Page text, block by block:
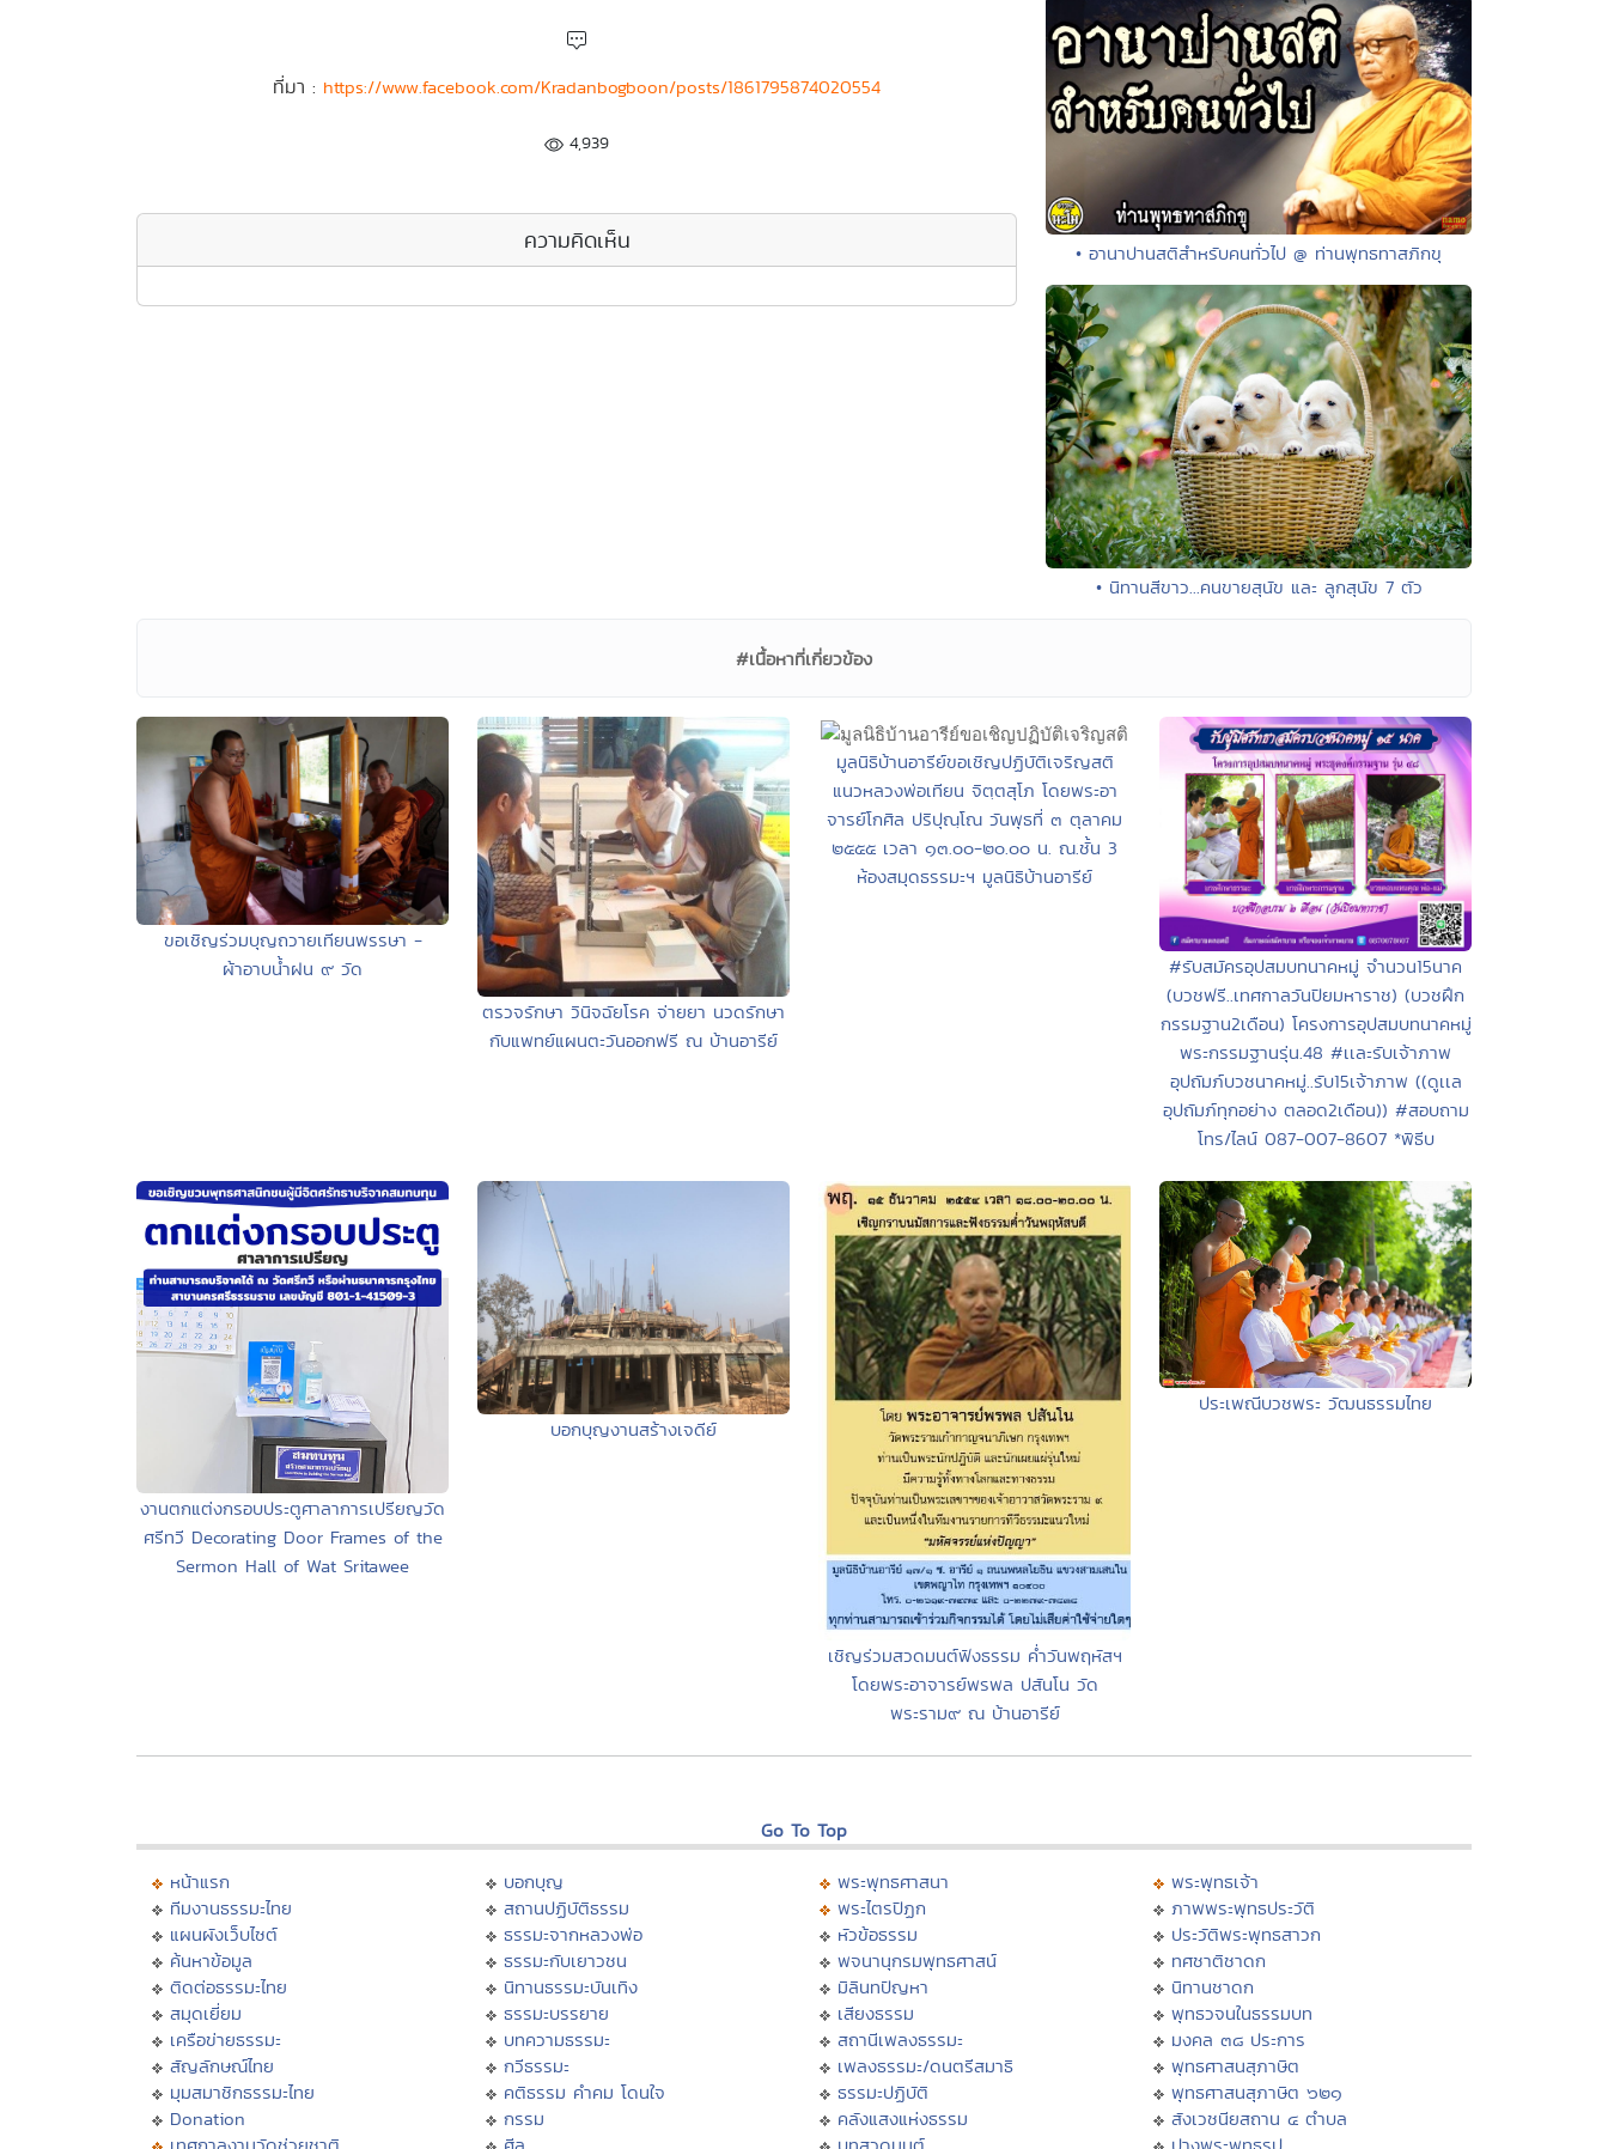
ที่มา : https://www.facebook.com/Kradanbogboon/posts/1861795874020554
4,939
ความคิดเห็น • อานาปานสติสำหรับคนทั่วไป @ ท่านพุทธทาสภิกขุ
• นิทานสีขาว...คนขายสุนัข และ ลูกสุนัข 7 ตัว
#เนื้อหาที่เกี่ยวข้อง
ขอเชิญร่วมบุญถวายเทียนพรรษา -
ผ้าอาบน้ำฝน ๙ วัด
ตรวจรักษา วินิจฉัยโรค จ่ายยา นวดรักษา
กับแพทย์แผนตะวันออกฟรี ณ บ้านอารีย์
มูลนิธิบ้านอารีย์ขอเชิญปฏิบัติเจริญสติ
แนวหลวงพ่อเทียน จิตฺตสุโภ โดยพระอา
จารย์โกศิล ปริปุณฺโณ วันพุธที่ ๓ ตุลาคม
๒๕๕๕ เวลา ๑๓.๐๐-๒๐.๐๐ น. ณ.ชั้น 3
ห้องสมุดธรรมะฯ มูลนิธิบ้านอารีย์
#รับสมัครอุปสมบทนาคหมู่ จำนวน15นาค
(บวชฟรี..เทศกาลวันปิยมหาราช) (บวชฝึก
กรรมฐาน2เดือน) โครงการอุปสมบทนาคหมู่
พระกรรมฐานรุ่น.48 #เเละรับเจ้าภาพ
อุปถัมภ์บวชนาคหมู่..รับ15เจ้าภาพ ((ดูเเล
อุปถัมภ์ทุกอย่าง ตลอด2เดือน)) #สอบถาม
โทร/ไลน์ 087-007-8607 *พิธีบ
งานตกแต่งกรอบประตูศาลาการเปรียญวัด
ศรีทวี Decorating Door Frames of the
Sermon Hall of Wat Sritawee
บอกบุญงานสร้างเจดีย์
เชิญร่วมสวดมนต์ฟังธรรม ค่ำวันพฤหัสฯ
โดยพระอาจารย์พรพล ปสันโน วัด
พระราม๙ ณ บ้านอารีย์
ประเพณีบวชพระ วัฒนธรรมไทย
Go To Top
หน้าแรก
ทีมงานธรรมะไทย
แผนผังเว็บไซต์
ค้นหาข้อมูล
ติดต่อธรรมะไทย
สมุดเยี่ยม
เครือข่ายธรรมะ
สัญลักษณ์ไทย
มุมสมาชิกธรรมะไทย
Donation
บอกบุญ
สถานปฏิบัติธรรม
ธรรมะจากหลวงพ่อ
ธรรมะกับเยาวชน
นิทานธรรมะบันเทิง
ธรรมะบรรยาย
บทความธรรมะ
กวีธรรมะ
คติธรรม คำคม โดนใจ
กรรม
พระพุทธศาสนา
พระไตรปิฏก
หัวข้อธรรม
พจนานุกรมพุทธศาสน์
มิลินทปัญหา
เสียงธรรม
สถานีเพลงธรรมะ
เพลงธรรมะ/ดนตรีสมาธิ
ธรรมะปฏิบัติ
คลังแสงแห่งธรรม
พระพุทธเจ้า
ภาพพระพุทธประวัติ
ประวัติพระพุทธสาวก
ทศชาติชาดก
นิทานชาดก
พุทธวจนในธรรมบท
มงคล ๓๘ ประการ
พุทธศาสนสุภาษิต
พุทธศาสนสุภาษิต ๖๒๑
สังเวชนียสถาน ๔ ตำบล